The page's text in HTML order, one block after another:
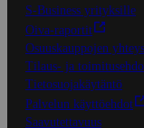
S-Business yrityksille
Oiva-raportit
Osuuskauppojen
Tilaus- ja
Tietosuojakäytäntö
Palvelun käyttöehdot
Saavutettavuus